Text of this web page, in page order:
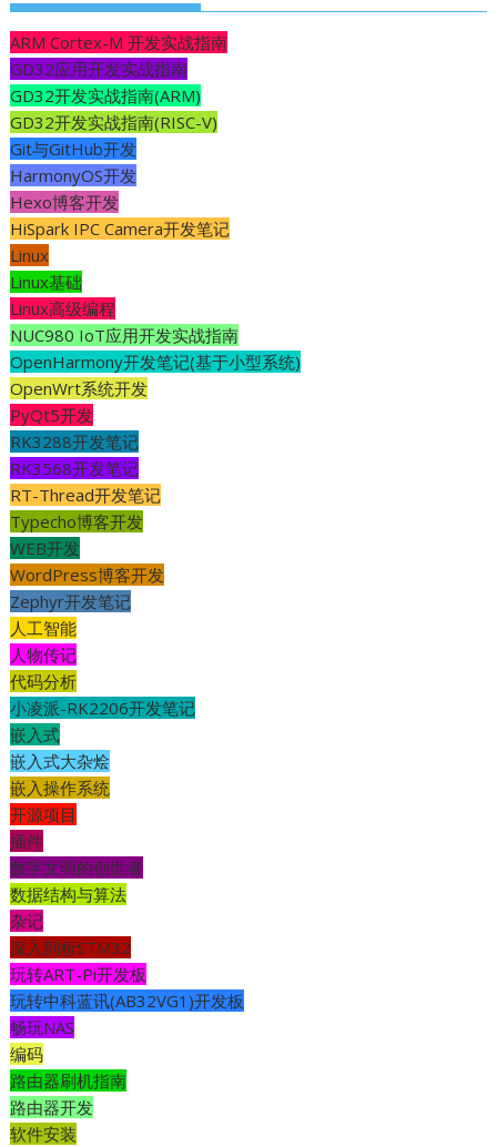
ARM Cortex-M 开发实战指南
GD32应用开发实战指南
GD32开发实战指南(ARM)
GD32开发实战指南(RISC-V)
Git与GitHub开发
HarmonyOS开发
Hexo博客开发
HiSpark IPC Camera开发笔记
Linux
Linux基础
Linux高级编程
NUC980 IoT应用开发实战指南
OpenHarmony开发笔记(基于小型系统)
OpenWrt系统开发
PyQt5开发
RK3288开发笔记
RK3568开发笔记
RT-Thread开发笔记
Typecho博客开发
WEB开发
WordPress博客开发
Zephyr开发笔记
人工智能
人物传记
代码分析
小凌派-RK2206开发笔记
嵌入式
嵌入式大杂烩
嵌入操作系统
开源项目
插件
数字文明的创世者
数据结构与算法
杂记
深入剖析STM32
玩转ART-Pi开发板
玩转中科蓝讯(AB32VG1)开发板
畅玩NAS
编码
路由器刷机指南
路由器开发
软件安装